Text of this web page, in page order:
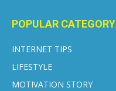
POPULAR CATEGORY
INTERNET TIPS
LIFESTYLE
MOTIVATION STORY